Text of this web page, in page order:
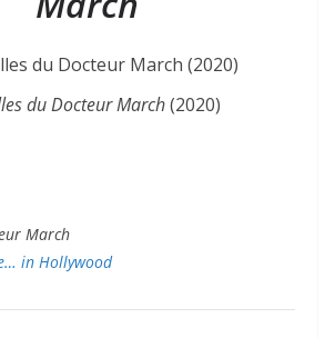
du Docteur March(2020)
March
in Hollywood